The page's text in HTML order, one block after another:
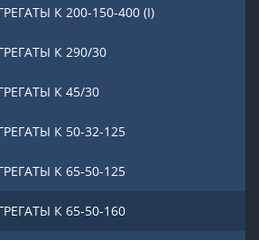
К 200-150-400 (I)
К 290/30
К 45/30
К 50-32-125
К 65-50-125
К 65-50-160